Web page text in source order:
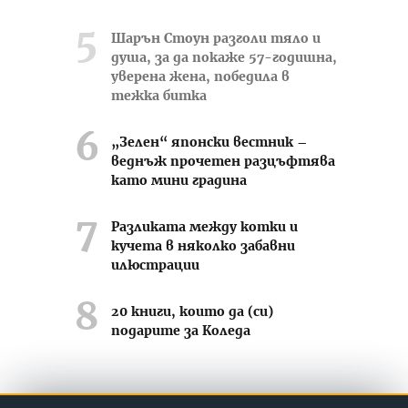
Шарън Стоун разголи тяло и
душа, за да покаже 57-годишна,
уверена жена, победила в
тежка битка
„Зелен“ японски вестник –
веднъж прочетен разцъфтява
като мини градина
Разликата между котки и
кучета в няколко забавни
илюстрации
20 книги, които да (си)
подарите за Коледа